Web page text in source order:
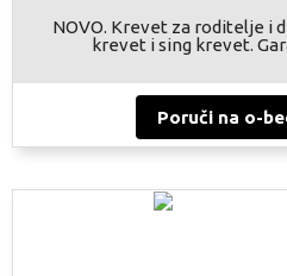
NOVO. Krevet za roditelje i
krevet i sing krevet.
Poruči na o-